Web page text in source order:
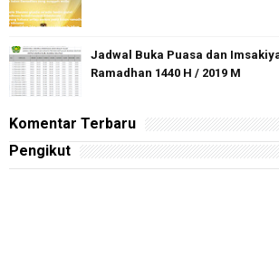
Jadwal Buka Puasa dan
Ramadhan 1440 H / 2019 M
Komentar Terbaru
Pengikut